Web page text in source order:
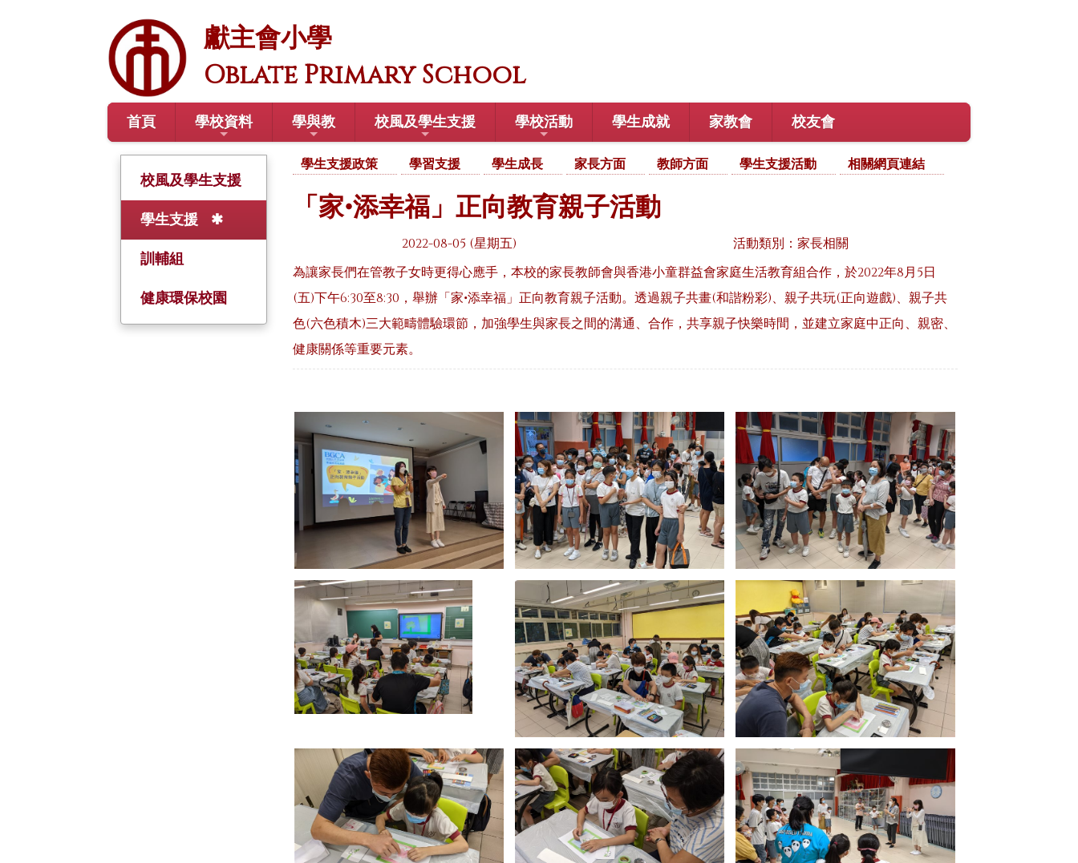
獻主會小學
Oblate Primary School
首頁 學校資料 學與教 校風及學生支援 學校活動 學生成就 家教會 校友會
校風及學生支援
學生支援
訓輔組
健康環保校園
學生支援政策 學習支援 學生成長 家長方面 教師方面 學生支援活動 相關網頁連結
「家•添幸福」正向教育親子活動
2022-08-05 (星期五)
活動類別：家長相關
為讓家長們在管教子女時更得心應手，本校的家長教師會與香港小童群益會家庭生活教育組合作，於2022年8月5日
(五)下午6:30至8:30，舉辦「家•添幸福」正向教育親子活動。透過親子共畫(和諧粉彩)、親子共玩(正向遊戲)、親子共
色(六色積木)三大範疇體驗環節，加強學生與家長之間的溝通、合作，共享親子快樂時間，並建立家庭中正向、親密、
健康關係等重要元素。